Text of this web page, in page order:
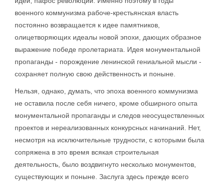
военного коммунизма рабоче-крестьянская власть
постоянно возвращается к идее памятников,
олицетворяющих идеалы новой эпохи, дающих образное
выражение победе пролетариата. Идея монументальной
пропаганды - порождение ленинской гениальной мысли -
сохраняет полную свою действенность и поныне.
Нельзя, однако, думать, что эпоха военного коммунизма
не оставила после себя ничего, кроме обширного опыта
монументальной пропаганды и следов неосуществленных
проектов и нереализованных конкурсных начинаний. Нет,
несмотря на исключительные трудности, с которыми была
сопряжена в это время всякая строительная
деятельность, было воздвигнуто несколько монументов,
существующих и поныне. Заслуга здесь прежде всего